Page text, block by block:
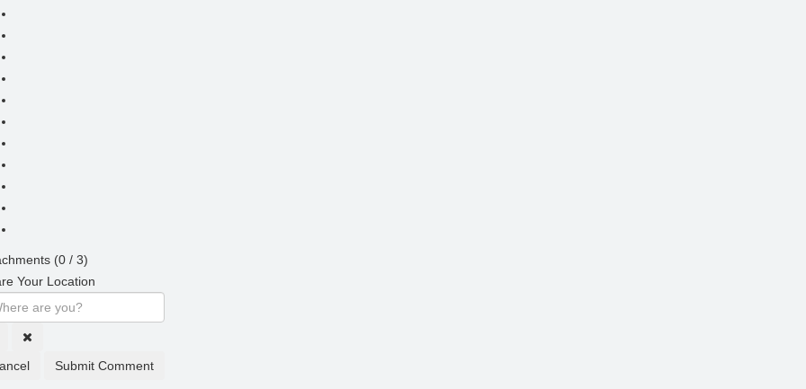
(0/ 3)
Your Location
Submit Comment